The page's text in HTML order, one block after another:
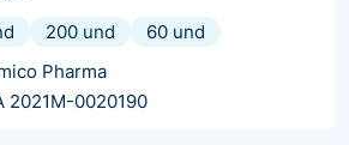
200 und
60 und
Pharma
2021M-0020190